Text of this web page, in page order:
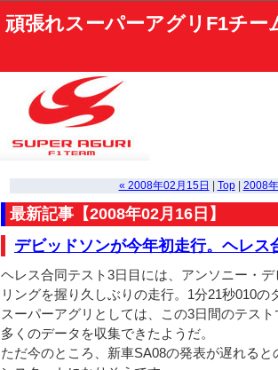
頑張れスーパーアグリF1チー
« 2008年02月15日 Top| 2008
最新記事【2008年02月16日】
デビッドソンが今年初走行。ヘレス
ヘレス合同テスト3日目には、アンソニー・
リングを握り久しぶりの走行。1分21秒010の
スーパーアグリとしては、この3日間のテス
多くのデータを収集できたようだ。
ただ今のところ、新車SA08の発表が遅れる